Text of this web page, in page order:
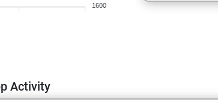
1600
Activity